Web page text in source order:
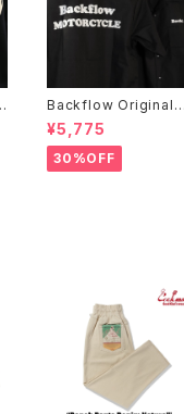
Backflow Original
T/C Open Collar S/S
Work Shirt
¥5,775
30%OFF